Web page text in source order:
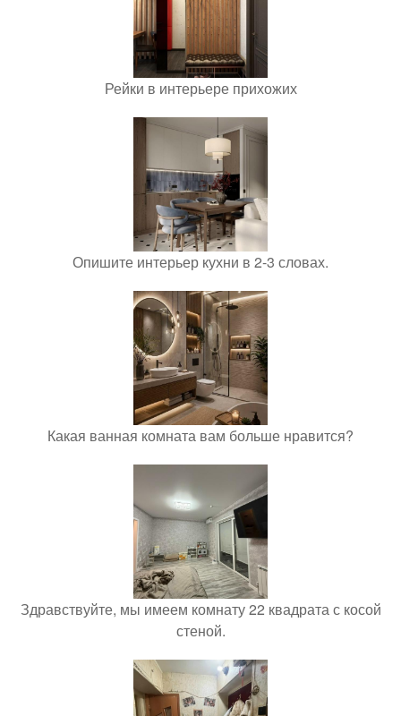
Рейки в интерьере прихожих
Опишите интерьер кухни в 2-3 словах.
Какая ванная комната вам больше нравится?
Здравствуйте, мы имеем комнату 22 квадрата с косой
стеной.